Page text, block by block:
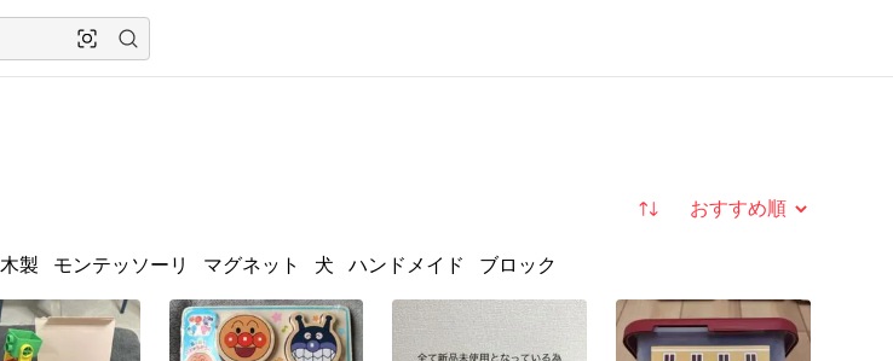
並び替え
木製 モンテッソーリ マグネット 犬 ハンドメイド ブロック